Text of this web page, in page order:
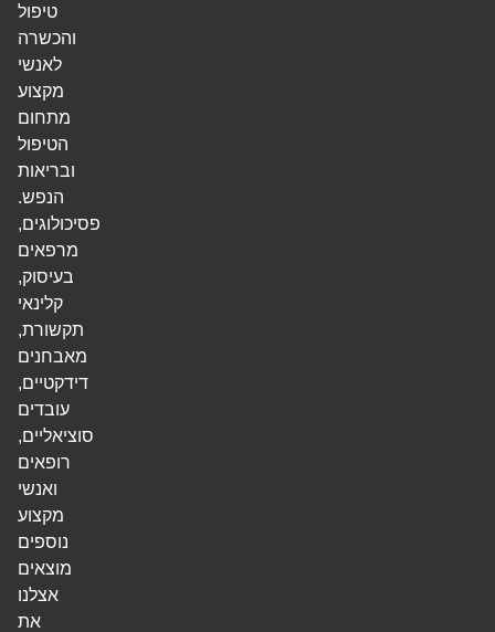
טיפול
והכשרה
לאנשי
מקצוע
מתחום
הטיפול
ובריאות
הנפש.
פסיכולוגים,
מרפאים
בעיסוק,
קלינאי
תקשורת,
מאבחנים
דידקטיים,
עובדים
סוציאליים,
רופאים
ואנשי
מקצוע
נוספים
מוצאים
אצלנו
את